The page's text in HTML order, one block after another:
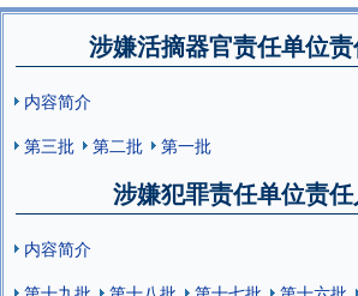
涉嫌活摘器官责任单位
内容简介
第三批
第二批 第一批
涉嫌犯罪责任单位责
内容简介